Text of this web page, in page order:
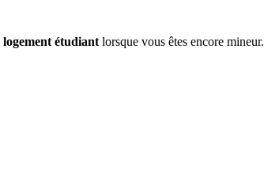
logement étudiant lorsque vous êtes encore mineur.